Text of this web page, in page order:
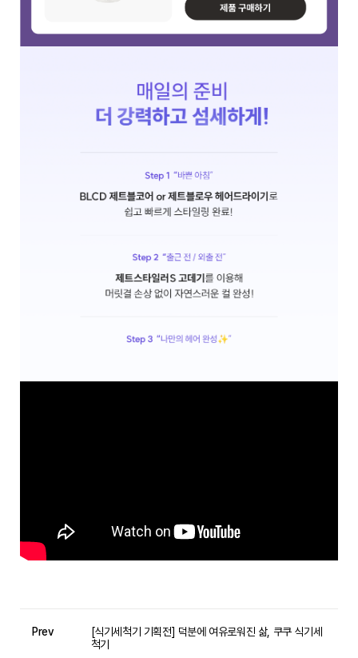
Prev
[식기세척기 기획전] 덕분에 여유로워진 삶, 쿠쿠 식기세
척기